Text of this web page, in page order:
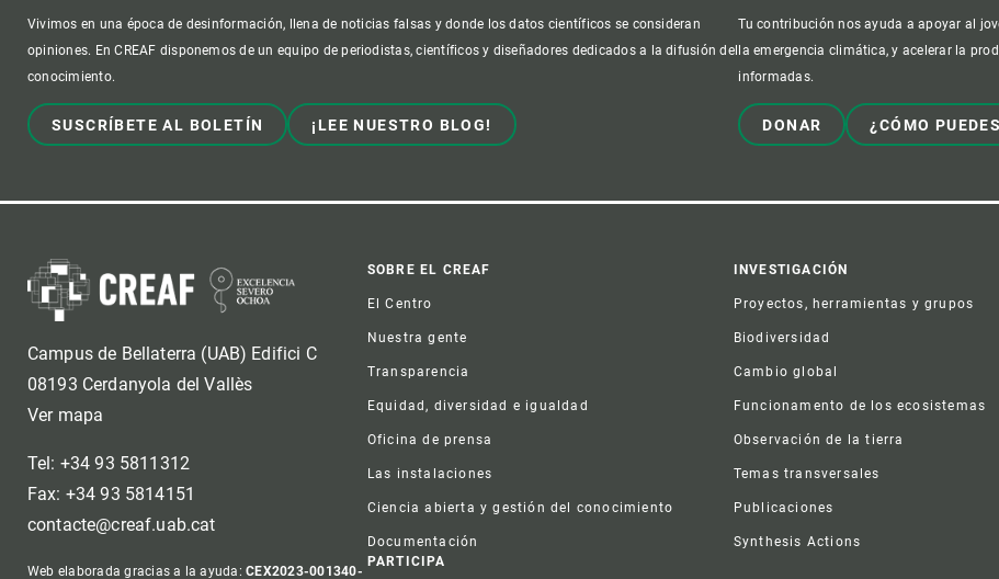
Vivimos en una época de desinformación, llena de noticias falsas y donde los datos científicos se consideran
opiniones. En CREAF disponemos de un equipo de periodistas, científicos y diseñadores dedicados a la difusión del
conocimiento.
SUSCRÍBETE AL BOLETÍN ¡LEE NUESTRO BLOG!
Tu contribución nos ayuda a apoyar al
la emergencia climática, y acelerar la
informadas.
DONAR ¿CÓMO
Campus de Bellaterra (UAB) Edifici C
08193 Cerdanyola del Vallès
Ver mapa
Tel: +34 93 5811312
Fax: +34 93 5814151
contacte@creaf.uab.cat
Web elaborada gracias a la ayuda:CEX2023-001340-
Footer
SOBRE EL CREAF
El Centro
Nuestra gente
Transparencia
Equidad, diversidad e igualdad
Oficina de prensa
Las instalaciones
Ciencia abierta y gestión del conocimiento
Documentación
INVESTIGACIÓN
Proyectos, herramientas y grupos
Biodiversidad
Cambio global
Funcionamento de los ecosistemas
Observación de la tierra
Temas transversales
Publicaciones
Synthesis Actions
PARTICIPA